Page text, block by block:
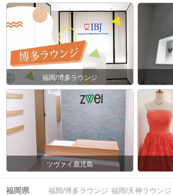
福岡/博多ラウンジ
ツヴァイ鹿児島
福岡県 福岡/博多ラウンジ 福岡/天神ラウンジ